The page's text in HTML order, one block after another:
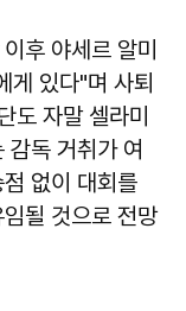
후 야세르 알미
게 있다"며 사퇴
도 자말 셀라미
감독 거취가 여
없이 대회를
될 것으로 전망